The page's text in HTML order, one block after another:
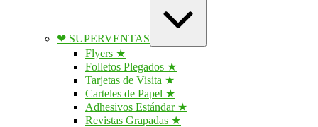
❤ SUPERVENTAS
Flyers ★
Folletos Plegados ★
Tarjetas de Visita ★
Carteles de Papel ★
Adhesivos Estándar ★
Revistas Grapadas ★